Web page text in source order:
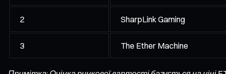
2 SharpLink Gaming
3 The Ether Machine